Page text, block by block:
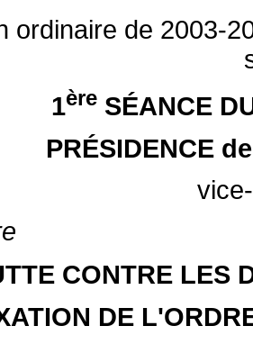
ordinaire de 2003-
1ère SÉANCE
PRÉSIDENCE
CONTRE LES
DE